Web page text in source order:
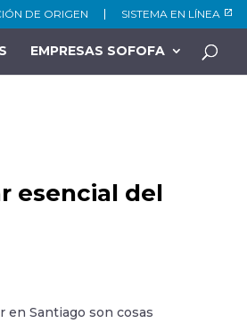
DE ORIGEN SISTEMA EN LÍNEA
EMPRESAS SOFOFA
esencial del
en Santiago son cosas